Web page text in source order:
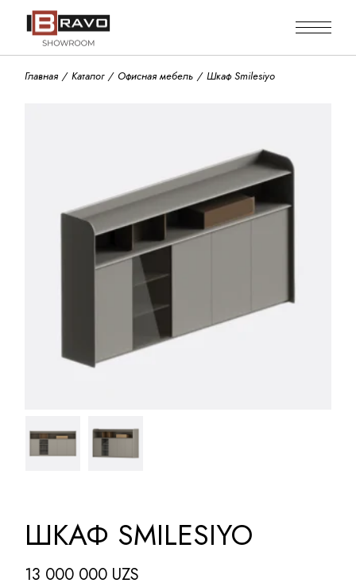
Главная Каталог Офисная мебель Шкаф Smilesiyo
ШКАФ SMILESIYO
13 000 000 UZS